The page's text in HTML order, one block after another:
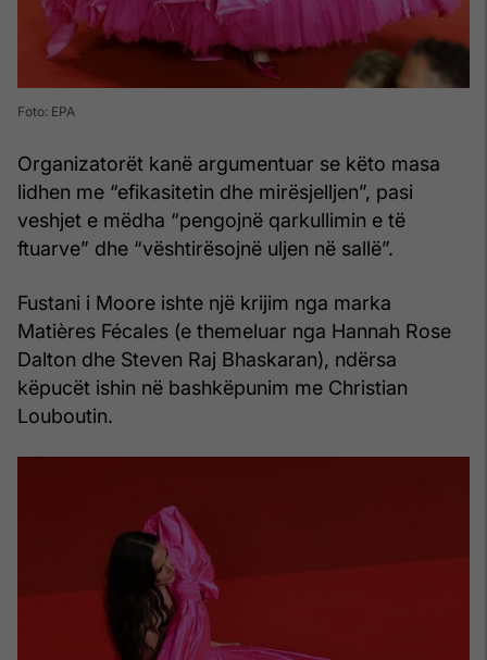
Foto: EPA
Organizatorët kanë argumentuar se këto masa
lidhen me “efikasitetin dhe mirësjelljen”, pasi
veshjet e mëdha “pengojnë qarkullimin e të
ftuarve” dhe “vështirësojnë uljen në sallë”.
Fustani i Moore ishte një krijim nga marka
Matières Fécales (e themeluar nga Hannah Rose
Dalton dhe Steven Raj Bhaskaran), ndërsa
këpucët ishin në bashkëpunim me Christian
Louboutin.